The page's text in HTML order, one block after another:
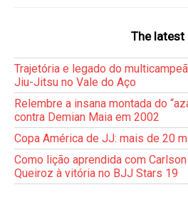
The latest
Trajetória e legado do
Jiu-Jitsu no Vale do Aço
Relembre a insana montada do
contra Demian Maia em 2002
Copa América de JJ: mais de 20
Como lição aprendida com
Queiroz à vitória no BJJ Stars 19